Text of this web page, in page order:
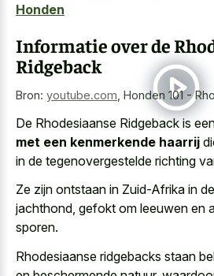
Honden
Informatie over de
Ridgeback
Bron: youtube.com Honden 101 -
De Rhodesiaanse Ridgeback is
met een kenmerkende haarrij
in de tegenovergestelde richting
Ze zijn ontstaan in Zuid-Afrika in
jachthond, gefokt om leeuwen en
sporen.
Rhodesiaanse ridgebacks staan